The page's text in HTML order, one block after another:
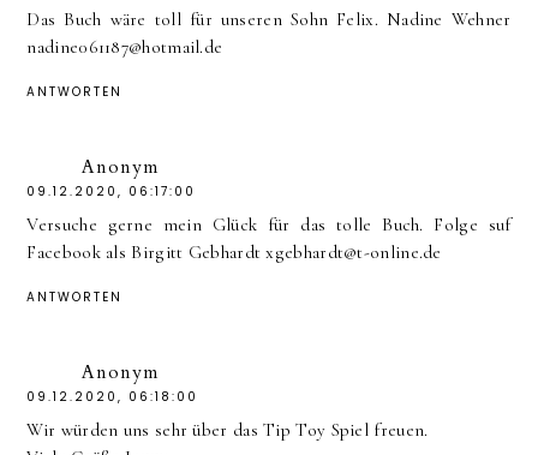
Das Buch wäre toll für unseren Sohn Felix. Nadine Wehner
nadine061187@hotmail.de
ANTWORTEN
Anonym
09.12.2020, 06:17:00
Versuche gerne mein Glück für das tolle Buch. Folge suf
Facebook als Birgitt Gebhardt xgebhardt@t-online.de
ANTWORTEN
Anonym
09.12.2020, 06:18:00
Wir würden uns sehr über das Tip Toy Spiel freuen.